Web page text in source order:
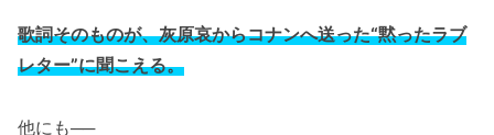
歌詞そのものが、灰原哀からコナンへ送った“黙ったラブ
レター”に聞こえる。
他にも──